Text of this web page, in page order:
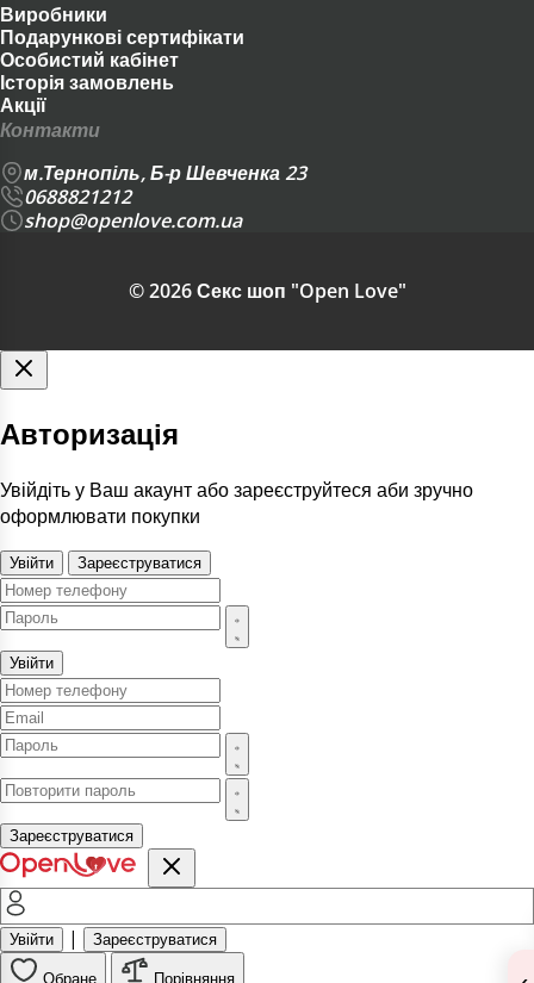
СЕКС АПТЕЧКА > КОСМЕТИКА І
ПРЕПАРАТИ > ДОГЛЯД ЗА ТІЛОМ
Якщо ви не впевнені з вибором, почніть із
зверніться до наших консультантів — ми
доставку по всій Україні.
Виробники
Подарункові сертифікати
Особистий кабінет
Історія замовлень
Акції
Контакти
м.Тернопіль, Б-р Шевченка 23
0688821212
shop@openlove.com.ua
© 2026 Секс шоп "Open Love"
Авторизація
Увійдіть у Ваш акаунт або зареєструйтеся аби зручно
оформлювати покупки
Увійти Зареєструватися
Увійти
Зареєструватися
Увійти | Зареєструватися
Обране Порівняння